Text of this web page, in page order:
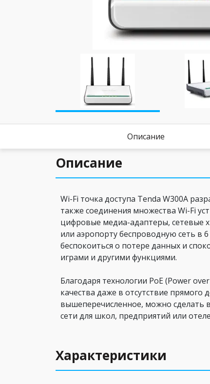
Описание
Описание
Wi-Fi точка доступа Tenda W300A
также соединения множества Wi-Fi
цифровые медиа-адаптеры, сетевые
или аэропорту беспроводную сеть в
беспокоиться о потере данных и
играми и другими функциями.
Благодаря технологии PоE (Power
качества даже в отсутствие
вышеперечисленное, можно сделать
сети для школ, предприятий или
Характеристики